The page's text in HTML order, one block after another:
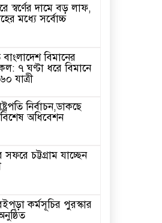
স্বর্ণের দামে বড় লাফ,
মধ্যে সর্বোচ্চ
বিমানের
৭ ঘণ্টা ধরে বিমানে
যাত্রী
নির্বাচন,ডাকছে
অধিবেশন
চট্টগ্রাম যাচ্ছেন
কর্মসূচির পুরস্কার